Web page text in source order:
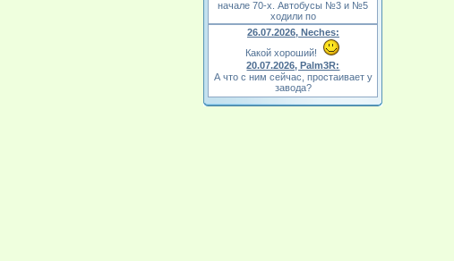
начале 70-х. Автобусы №3 и №5
ходили по
26.07.2026, Neches:
Какой хороший!
20.07.2026, Palm3R:
А что с ним сейчас, простаивает у
завода?